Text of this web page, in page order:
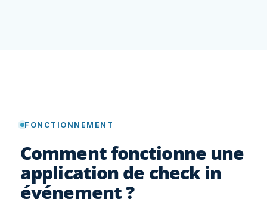
FONCTIONNEMENT
Comment fonctionne une
application de check in
événement ?